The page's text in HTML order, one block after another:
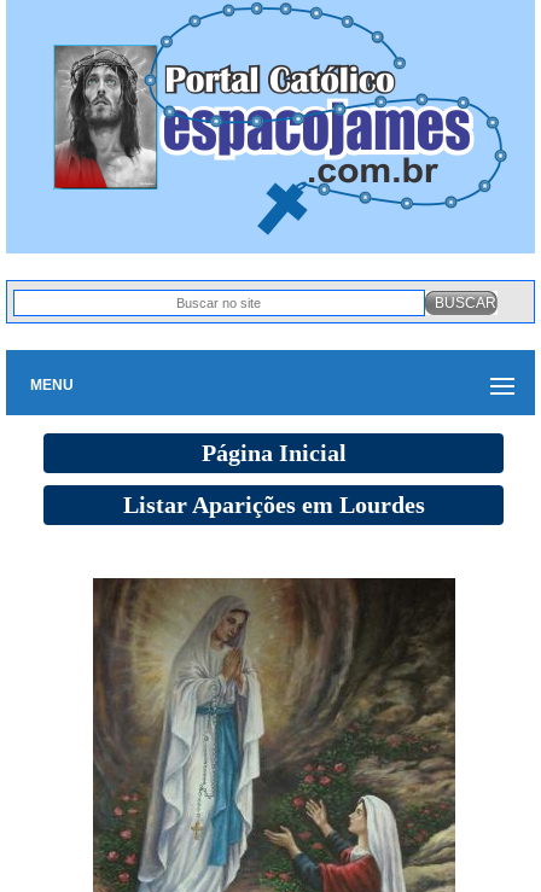
MENU
Página Inicial
Listar Aparições em Lourdes